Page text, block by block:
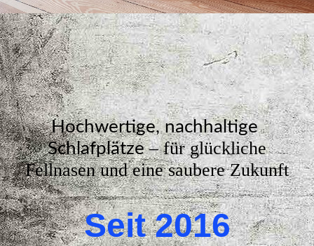
Hochwertige, nachhaltige
Schlafplätze– für glückliche
Fellnasen und eine saubere Zukunft
Seit 2016